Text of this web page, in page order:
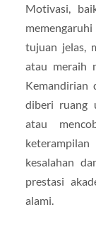
Motivasi,
tujuan jelas,
atau meraih
Kemandirian
diberi ruang
atau
kesalahan
prestasi
alami.